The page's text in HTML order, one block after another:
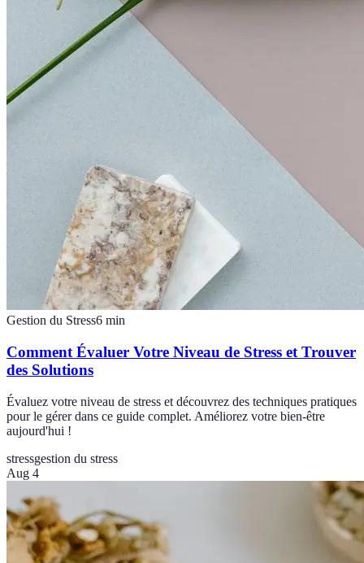
Gestion du Stress6 min
Comment Évaluer Votre Niveau de Stress et Trouver
des Solutions
Évaluez votre niveau de stress et découvrez des techniques pratiques
pour le gérer dans ce guide complet. Améliorez votre bien-être
aujourd'hui !
stressgestion du stress
Aug 4